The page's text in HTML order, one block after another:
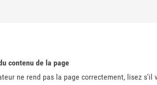
contenu de la page
ne rend pas la page correctement, lisez